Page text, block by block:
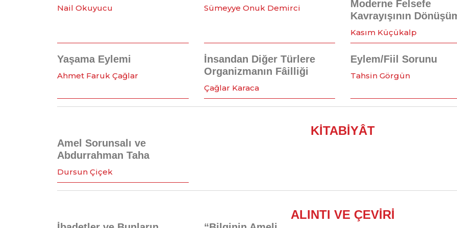
Nail Okuyucu Sümeyye Onuk Demirci
Moderne Felsefe
Kavrayışının
Kasım Küçükalp
Yaşama Eylemi
Ahmet Faruk Çağlar
İnsandan Diğer Türlere
Organizmanın Fâilliği
Çağlar Karaca
Eylem/Fiil Sorunu
Tahsin Görgün
KİTABİYÂT
Amel Sorunsalı ve
Abdurrahman Taha
Dursun Çiçek
ALINTI VE ÇEVİRİ